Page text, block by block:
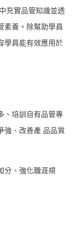
充實品管知識並透
素養。除幫助學員
學員能有效應用於
、培訓自有品管專
強、改善產 品品質
分、強化職涯規